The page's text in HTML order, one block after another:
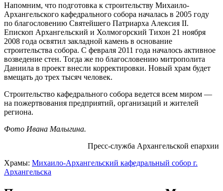
Напомним, что подготовка к строительству Михаило-
Архангельского кафедрального собора началась в 2005 году
по благословению Святейшего Патриарха Алексия II.
Епископ Архангельский и Холмогорский Тихон 21 ноября
2008 года освятил закладной камень в основание
строительства собора. С февраля 2011 года началось активное
возведение стен. Тогда же по благословению митрополита
Даниила в проект внесли корректировки. Новый храм будет
вмещать до трех тысяч человек.
Строительство кафедрального собора ведется всем миром —
на пожертвования предприятий, организаций и жителей
региона.
Фото Ивана Малыгина.
Пресс-служба Архангельской епархии
Храмы: Михаило-Архангельский кафедральный собор г.
Архангельска